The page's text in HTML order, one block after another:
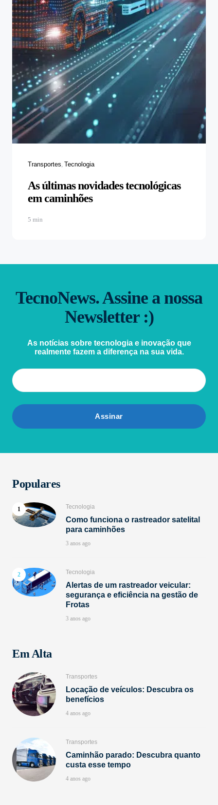
Transportes Tecnologia
As últimas novidades tecnológicas
em caminhões
5 min
TecnoNews. Assine a nossa
Newsletter :)
As notícias sobre tecnologia e inovação que
realmente fazem a diferença na sua vida.
Populares
Tecnologia
Como funciona o rastreador satelital
para caminhões
3 anos ago
Tecnologia
Alertas de um rastreador veicular:
segurança e eficiência na gestão de
Frotas
3 anos ago
Em Alta
Transportes
Locação de veículos: Descubra os
benefícios
4 anos ago
Transportes
Caminhão parado: Descubra quanto
custa esse tempo
4 anos ago